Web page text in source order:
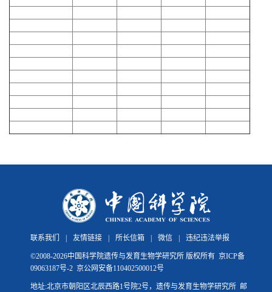
联系我们 友情链接 所长信箱 微信 违纪违法举报
©2008-2026中国科学院遗传与发育生物学研究所 版权所有 京ICP备
09063187号-2 京公网安备110402500012号
地址:北京市朝阳区北辰西路1号院2号，遗传与发育生物学研究所 邮